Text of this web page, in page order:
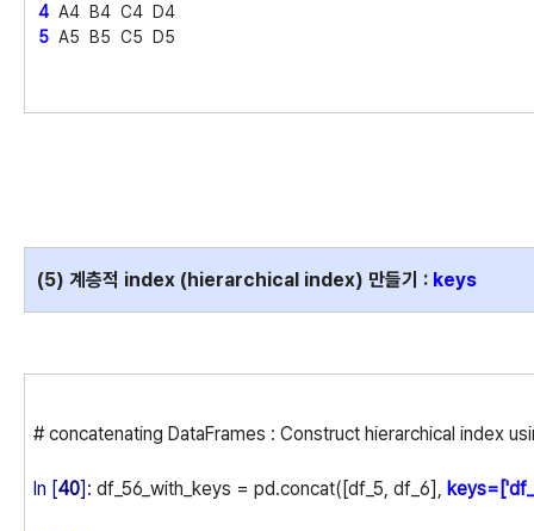
4 A4 B4 C4 D4
5 A5 B5 C5 D5
(5) 계층적 index (hierarchical index) 만들기 : keys
# concatenating DataFrames : Construct hierarchical index
In [40]: df_56_with_keys = pd.concat([df_5, df_6],